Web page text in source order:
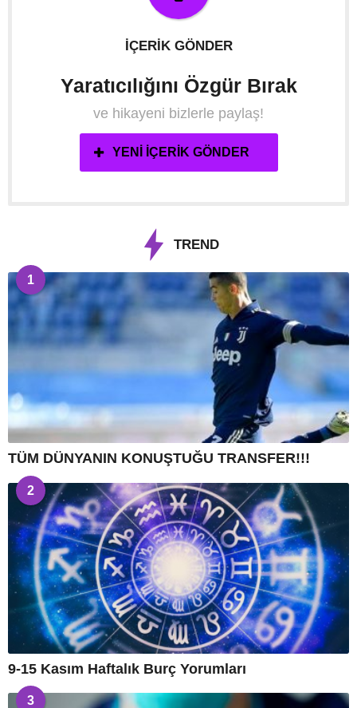
İÇERIK GÖNDER
Yaratıcılığını Özgür Bırak
ve hikayeni bizlerle paylaş!
YENI İÇERIK GÖNDER
TREND
1
TÜM DÜNYANIN KONUŞTUĞU TRANSFER!!!
2
9-15 Kasım Haftalık Burç Yorumları
3